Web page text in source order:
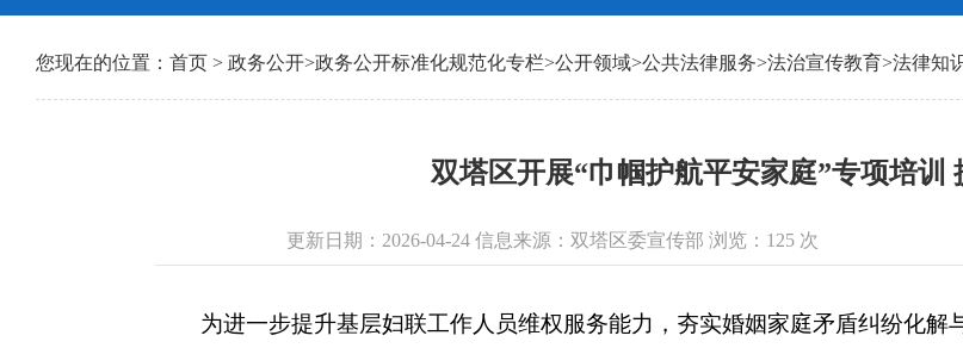
您现在的位置： 首页 > 政务公开>政务公开标准化规范化专栏>公开领域>公共法律服务>法治宣传教育>法律知
双塔区开展“巾帼护航平安家庭”专项培训
更新日期：2026-04-24 信息来源：双塔区委宣传部 浏览： 125 次
为进一步提升基层妇联工作人员维权服务能力，夯实婚姻家庭矛盾纠纷化解